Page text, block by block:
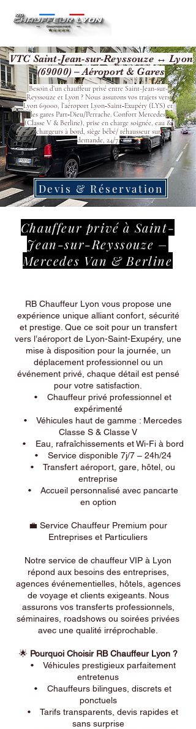
VTC Saint-Jean-sur-Reyssouze ↔ Lyon
(69000) – Aéroport & Gares
Besoin d’un chauffeur privé entre Saint-Jean-sur-
Reyssouze et Lyon ? Nous assurons vos trajets vers
Lyon 69000, l’aéroport Lyon‑Saint‑Exupéry (LYS) et
les gares Part‑Dieu/Perrache. Confort Mercedes
(Classe V & Berline), prise en charge soignée, eau &
chargeurs à bord, siège bébé/ réhausseur sur
demande, 24/7.
Devis & Réservation
Chauffeur privé à Saint-
Jean-sur-Reyssouze –
Mercedes Van & Berline
RB Chauffeur Lyon vous propose une
expérience unique alliant confort, sécurité
et prestige. Que ce soit pour un transfert
vers l’aéroport de Lyon-Saint-Exupéry, une
mise à disposition pour la journée, un
déplacement professionnel ou un
événement privé, chaque détail est pensé
pour votre satisfaction.
• Chauffeur privé professionnel et
expérimenté
• Véhicules haut de gamme : Mercedes
Classe S & Classe V
• Eau, rafraîchissements et Wi-Fi à bord
• Service disponible 7j/7 – 24h/24
• Transfert aéroport, gare, hôtel, ou
entreprise
• Accueil personnalisé avec pancarte
en option
💼 Service Chauffeur Premium pour
Entreprises et Particuliers
Notre service de chauffeur VIP à Lyon
répond aux besoins des entreprises,
agences événementielles, hôtels, agences
de voyage et clients exigeants. Nous
assurons vos transferts professionnels,
séminaires, roadshows ou soirées privées
avec une qualité irréprochable.
🌟 Pourquoi Choisir RB Chauffeur Lyon ?
• Véhicules prestigieux parfaitement
entretenus
• Chauffeurs bilingues, discrets et
ponctuels
• Tarifs transparents, devis rapides et
sans surprise